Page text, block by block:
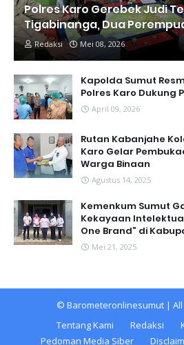
Polres Karo Gerebek Judi
Tigabinanga, Dua
Redaksi Mei 08, 2026
Kapolda Sumut
Polres Karo Dukung
April 09, 2026
Rutan Kabanjahe
Karo Gelar
Warga Binaan
Agustus 14, 2025
Kemenkum Sumut
Kekayaan
One Brand” di
Mei 21, 2025
© Barometeronlinesumut| All
Tentang Kami
Redaksi
Pedoman Media Siber